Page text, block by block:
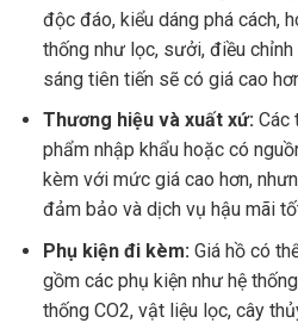
độc đáo, kiểu dáng phá cách,
thống như lọc, sưởi, điều
sáng tiên tiến sẽ có giá cao
Thương hiệu và xuất xứ: Các
phẩm nhập khẩu hoặc có
kèm với mức giá cao hơn,
đảm bảo và dịch vụ hậu mãi
Phụ kiện đi kèm: Giá hồ có
gồm các phụ kiện như hệ
thống CO2, vật liệu lọc, cây